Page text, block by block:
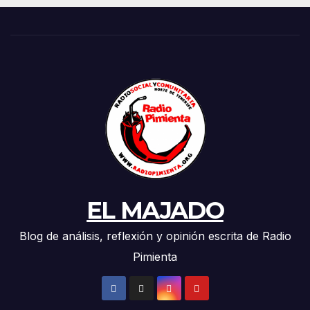
EL MAJADO
Blog de análisis, reflexión y opinión escrita de Radio
Pimienta